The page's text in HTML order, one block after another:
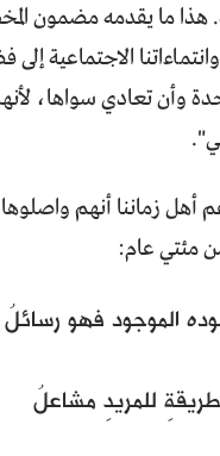
هذا ما يقدمه
الاجتماعية
وأن تعادي سواها،
أهل زماننا أنهم
مئتي عام:
الموجود فهو رسائلُ
للمريدِ مشاعلُ